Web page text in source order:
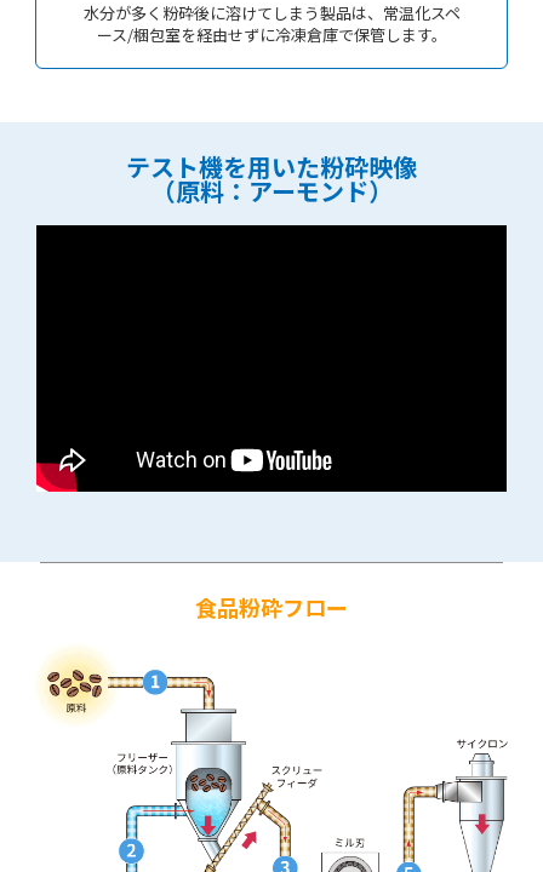
水分が多く粉砕後に溶けてしまう製品は、常温化スペ
ース/梱包室を経由せずに冷凍倉庫で保管します。
テスト機を用いた粉砕映像
（原料：アーモンド）
食品粉砕フロー